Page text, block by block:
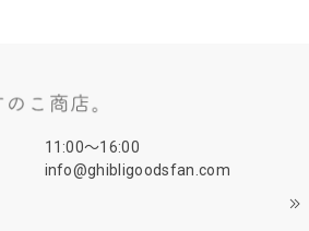
11:00〜16:00
info@ghibligoodsfan.com